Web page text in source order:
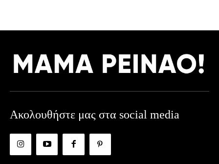
Ακολουθήστε μας στα social media